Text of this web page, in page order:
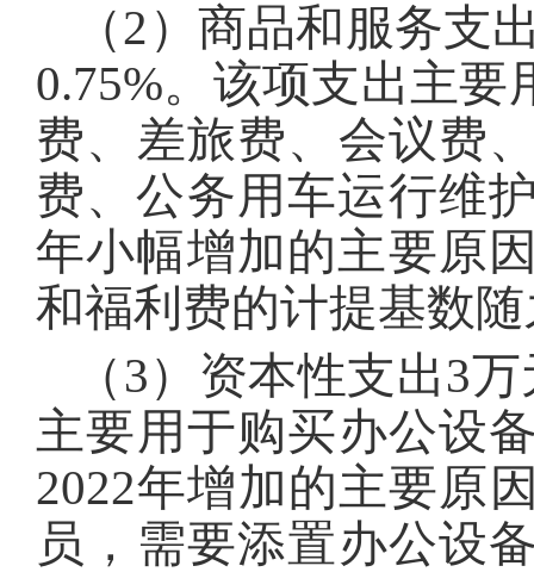
（2）商品和服务支
0.75%。该项支出主
费、差旅费、会议费
费、公务用车运行维
年小幅增加的主要原
和福利费的计提基数
（3）资本性支出3
主要用于购买办公设
2022年增加的主要原
员，需要添置办公设